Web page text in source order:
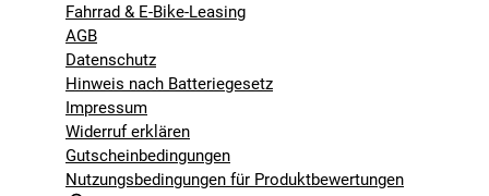
Fahrrad & E-Bike-Leasing
AGB
Datenschutz
Hinweis nach Batteriegesetz
Impressum
Widerruf erklären
Gutscheinbedingungen
Nutzungsbedingungen für Produktbewertungen